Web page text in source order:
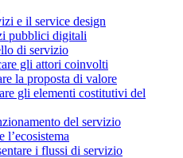
e il service design
pubblici digitali
di servizio
gli attori coinvolti
la proposta di valore
gli elementi costitutivi del
del servizio
l’ecosistema
i flussi di servizio